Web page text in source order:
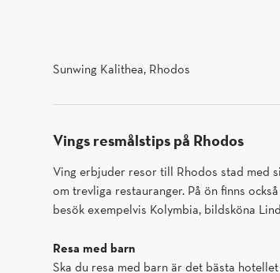
Sunwing Kalithea, Rhodos
Vings resmålstips på Rhodos
Ving erbjuder resor till Rhodos stad med
om trevliga restauranger. På ön finns
besök exempelvis Kolymbia, bildsköna
Resa med barn
Ska du resa med barn är det bästa